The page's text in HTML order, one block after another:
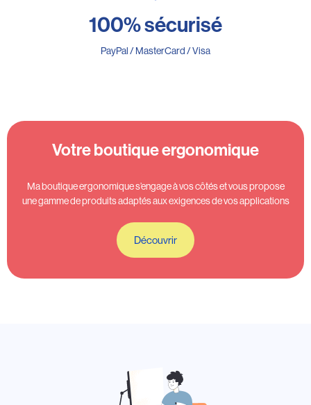
100% sécurisé
PayPal / MasterCard / Visa
Votre boutique ergonomique
Ma boutique ergonomique s’engage à vos côtés et vous propose
une gamme de produits adaptés aux exigences de vos applications
Découvrir